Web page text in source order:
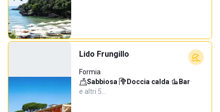
Lido Frungillo
Formia
Sabbiosa· Doccia calda· Bar·
e altri 5…